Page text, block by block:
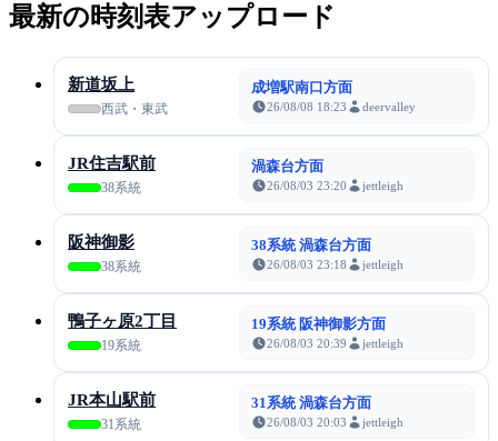
最新の時刻表アップロード
新道坂上
西武・東武
成増駅南口方面
26/08/08 18:23 deervalley
JR住吉駅前
38系統
渦森台方面
26/08/03 23:20 jettleigh
阪神御影
38系統
38系統 渦森台方面
26/08/03 23:18 jettleigh
鴨子ヶ原2丁目
19系統
19系統 阪神御影方面
26/08/03 20:39 jettleigh
JR本山駅前
31系統
31系統 渦森台方面
26/08/03 20:03 jettleigh